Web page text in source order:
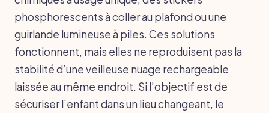
phosphorescents à coller au plafond ou une
guirlande lumineuse à piles. Ces solutions
fonctionnent, mais elles ne reproduisent pas la
stabilité d’une veilleuse nuage rechargeable
laissée au même endroit. Si l’objectif est de
sécuriser l’enfant dans un lieu changeant, le